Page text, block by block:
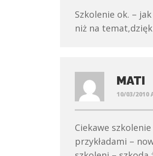
Szkolenie ok. –
niż na
MATI
10/03/2010
Ciekawe
przykładami –